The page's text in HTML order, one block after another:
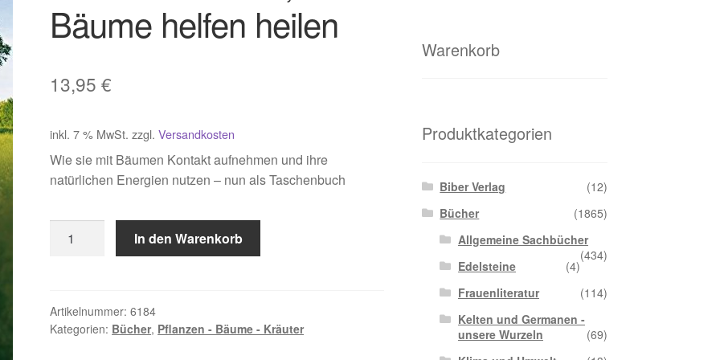
Bäume helfen heilen
13,95€
inkl. 7 % MwSt. zzgl.Versandkosten
Wie sie mit Bäumen Kontakt aufnehmen und ihre
natürlichen Energien nutzen – nun als Taschenbuch
Manfred,
heilen
Menge
In den Warenkorb
Artikelnummer:6184
Kategorien: Bücher, Pflanzen - Bäume - Kräuter
Warenkorb
Produktkategorien
Biber Verlag
(12)
Bücher
(1865)
Allgemeine Sachbücher
(434)
Edelsteine
(4)
Frauenliteratur
(114)
Kelten und Germanen -
unsere Wurzeln
(69)